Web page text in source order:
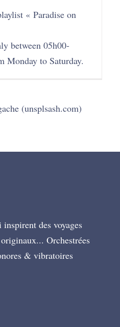
« Paradise on
between 05h00-
Monday to Saturday.
(unsplsash.com)
des voyages
Orchestrées
& vibratoires